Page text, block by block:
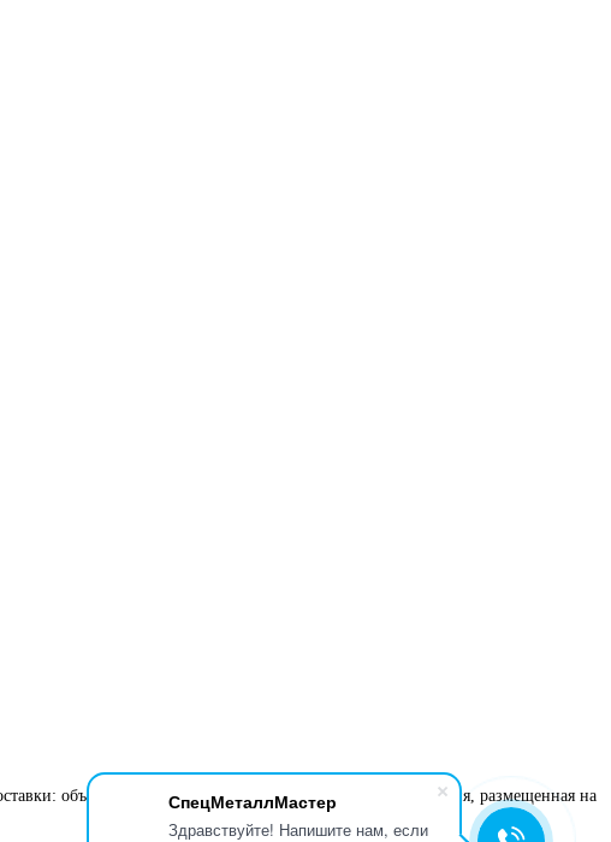
СпецМеталлМастер
Здравствуйте! Напишите нам, если
объема, условий оплаты и места отгрузки. Информация, размещенная на